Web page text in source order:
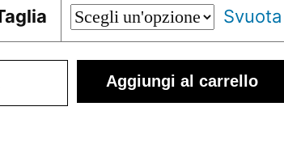
Svuota
Aggiungi al carrello